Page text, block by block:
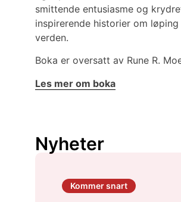
smittende entusiasme og
inspirerende historier om
verden.
Boka er oversatt av Rune R.
Les mer om boka
Nyheter
Kommer snart